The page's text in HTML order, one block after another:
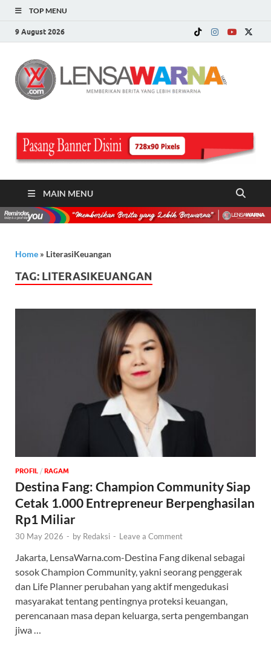
TOP MENU
9 August 2026
MAIN MENU
Home » LiterasiKeuangan
TAG: LITERASIKEUANGAN
PROFIL / ‎RAGAM
Destina Fang: Champion Community Siap
Cetak 1.000 Entrepreneur Berpenghasilan
Rp1 Miliar
30 May 2026 - by Redaksi - Leave a Comment
Jakarta, LensaWarna.com-Destina Fang dikenal sebagai
sosok Champion Community, yakni seorang penggerak
dan Life Planner perubahan yang aktif mengedukasi
masyarakat tentang pentingnya proteksi keuangan,
perencanaan masa depan keluarga, serta pengembangan
jiwa …